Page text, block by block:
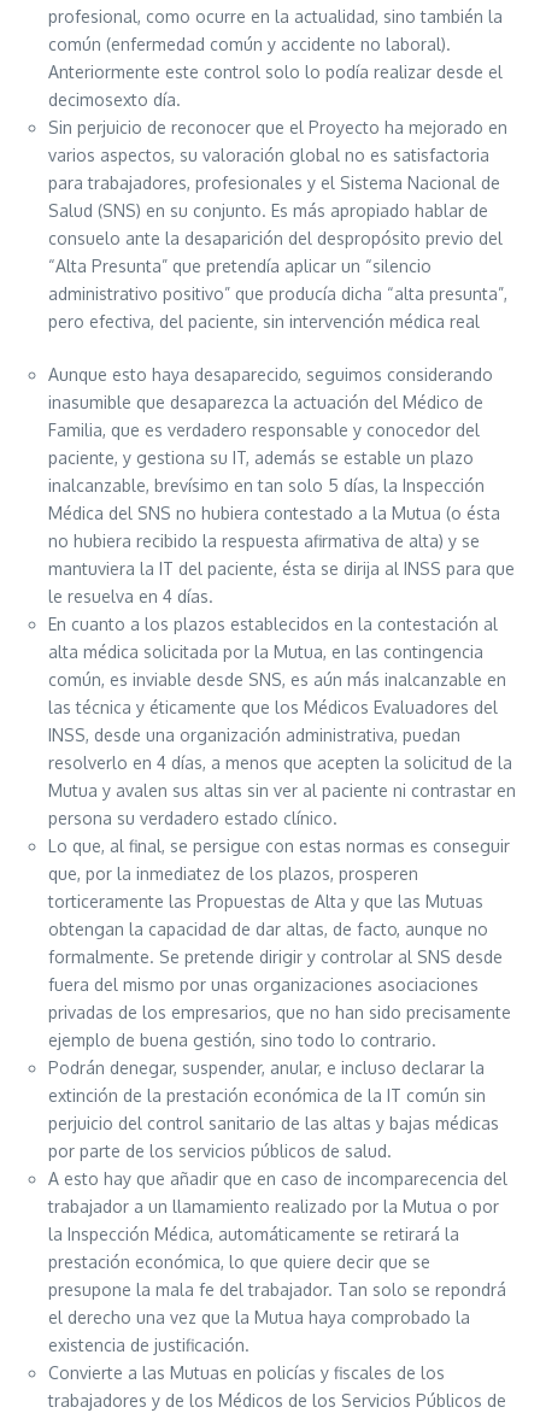
profesional, como ocurre en la actualidad, sino también la
común (enfermedad común y accidente no laboral).
Anteriormente este control solo lo podía realizar desde el
decimosexto día.
Sin perjuicio de reconocer que el Proyecto ha mejorado en
varios aspectos, su valoración global no es satisfactoria
para trabajadores, profesionales y el Sistema Nacional de
Salud (SNS) en su conjunto. Es más apropiado hablar de
consuelo ante la desaparición del despropósito previo del
“Alta Presunta” que pretendía aplicar un “silencio
administrativo positivo” que producía dicha “alta presunta”,
pero efectiva, del paciente, sin intervención médica real
Aunque esto haya desaparecido, seguimos considerando
inasumible que desaparezca la actuación del Médico de
Familia, que es verdadero responsable y conocedor del
paciente, y gestiona su IT, además se estable un plazo
inalcanzable, brevísimo en tan solo 5 días, la Inspección
Médica del SNS no hubiera contestado a la Mutua (o ésta
no hubiera recibido la respuesta afirmativa de alta) y se
mantuviera la IT del paciente, ésta se dirija al INSS para que
le resuelva en 4 días.
En cuanto a los plazos establecidos en la contestación al
alta médica solicitada por la Mutua, en las contingencia
común, es inviable desde SNS, es aún más inalcanzable en
las técnica y éticamente que los Médicos Evaluadores del
INSS, desde una organización administrativa, puedan
resolverlo en 4 días, a menos que acepten la solicitud de la
Mutua y avalen sus altas sin ver al paciente ni contrastar en
persona su verdadero estado clínico.
Lo que, al final, se persigue con estas normas es conseguir
que, por la inmediatez de los plazos, prosperen
torticeramente las Propuestas de Alta y que las Mutuas
obtengan la capacidad de dar altas, de facto, aunque no
formalmente. Se pretende dirigir y controlar al SNS desde
fuera del mismo por unas organizaciones asociaciones
privadas de los empresarios, que no han sido precisamente
ejemplo de buena gestión, sino todo lo contrario.
Podrán denegar, suspender, anular, e incluso declarar la
extinción de la prestación económica de la IT común sin
perjuicio del control sanitario de las altas y bajas médicas
por parte de los servicios públicos de salud.
A esto hay que añadir que en caso de incomparecencia del
trabajador a un llamamiento realizado por la Mutua o por
la Inspección Médica, automáticamente se retirará la
prestación económica, lo que quiere decir que se
presupone la mala fe del trabajador. Tan solo se repondrá
el derecho una vez que la Mutua haya comprobado la
existencia de justificación.
Convierte a las Mutuas en policías y fiscales de los
trabajadores y de los Médicos de los Servicios Públicos de